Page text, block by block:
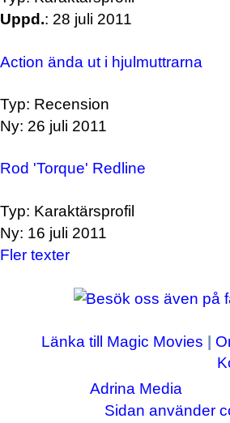
Uppd.: 28 juli 2011
Action ända ut i hjulmuttrarna
Typ: Recension
Ny: 26 juli 2011
Rod 'Torque' Redline
Typ: Karaktärsprofil
Ny: 16 juli 2011
Fler texter
Länka till Magic Movies
Copyright © 2003-2026Adrina Media
Sidan använder